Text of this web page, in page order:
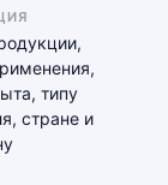
типу
стране и